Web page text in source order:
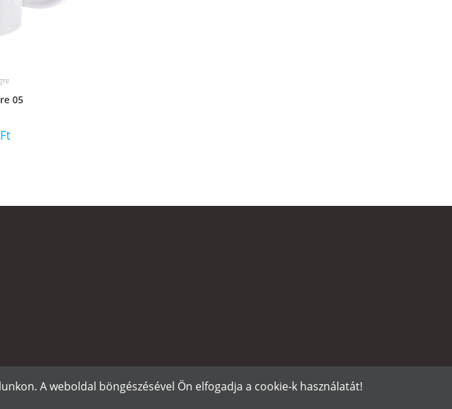
05
Ft
A weboldal böngészésével Ön elfogadja a cookie-k használatát!